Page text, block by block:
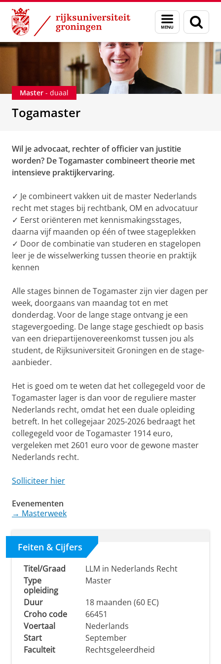
Skip
Content
Skip
Navigation
Menu
en
zoeken
Onderwijs Togamaster (duaal)
Master - duaal
Togamaster
Wil je advocaat, rechter of officier van justitie
worden? De Togamaster combineert theorie met
intensieve praktijkervaring.
✓ Je combineert vakken uit de master Nederlands
recht met stages bij rechtbank, OM en advocatuur
✓ Eerst oriënteren met kennismakingsstages,
daarna vijf maanden op één of twee stageplekken
✓ Door de combinatie van studeren en stagelopen
leer je de wisselwerking tussen theorie en praktijk
kennen
Alle stages binnen de Togamaster zijn vier dagen per
week, doorgaans van maandag tot en met
donderdag. Voor de lange stage ontvang je een
stagevergoeding. De lange stage geschiedt op basis
van een driepartijenovereenkomst tussen jou als
student, de Rijksuniversiteit Groningen en de stage-
aanbieder.
Het is goed om te weten dat het collegegeld voor de
Togamaster lager is dan voor de reguliere master
Nederlands recht, omdat het een duale opleiding
betreft. In het collegejaar 2025-2026 bedraagt het
collegegeld voor de Togamaster 1914 euro,
vergeleken met 2601 euro voor de gewone master
Nederlands recht.
Solliciteer hier
Evenementen
→ Masterweek
Feiten & Cijfers
Titel/Graad
LLM in Nederlands Recht
Type
opleiding
Master
Duur
18 maanden (60 EC)
Croho code
66451
Voertaal
Nederlands
Start
September
Faculteit
Rechtsgeleerdheid